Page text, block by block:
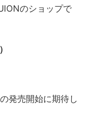
のショップで
発売開始に期待し